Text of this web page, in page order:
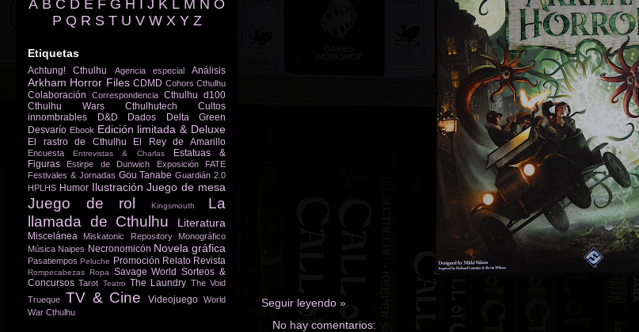
Seguir leyendo »
No hay comentarios:
A B C D E F G H I J K L M N O
P Q R S T U V W X Y Z
Etiquetas
Achtung! Cthulhu Agencia especial Análisis
Arkham Horror Files CDMD Cohors Cthulhu
Colaboración Correspondencia Cthulhu d100
Cthulhu Wars
Cthulhutech
Cultos
innombrables
D&D Dados
Delta Green
Desvarío Ebook Edición limitada & Deluxe
El rastro de Cthulhu El Rey de Amarillo
Encuesta Entrevistas & Charlas
Estatuas &
Figuras
Estirpe de Dunwich Exposición
FATE
Festivales & Jornadas Gou Tanabe Guardián 2.0
HPLHS Humor Ilustración Juego de mesa
Juego de rol Kingsmouth
La
llamada de Cthulhu
Literatura
Miscelánea Miskatonic Repository
Monográfico
Música Naipes Necronomicón Novela gráfica
Pasatiempos Peluche Promoción Relato Revista
Rompecabezas Ropa Savage World Sorteos &
Concursos Tarot Teatro The Laundry The Void
Trueque TV & Cine Videojuego World
War Cthulhu